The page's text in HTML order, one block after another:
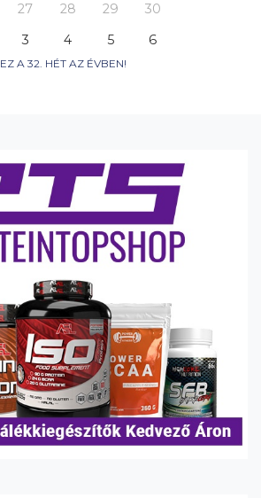
27 28 29
30
3 4 5 6
EZ A 32. HÉT AZ ÉVBEN!